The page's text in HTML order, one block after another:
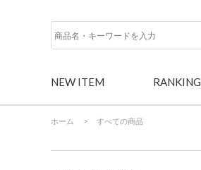
NEW ITEM RANKING
ホーム > すべての商品